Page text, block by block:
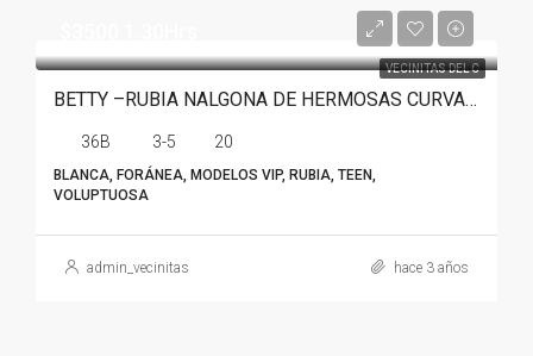
VECINITAS DEL C
BETTY –RUBIA NALGONA DE HERMOSAS CURVAS EN MONTERREY
36B 3-5 20
BLANCA, FORÁNEA, MODELOS VIP, RUBIA, TEEN,
VOLUPTUOSA
admin_vecinitas hace 3 años